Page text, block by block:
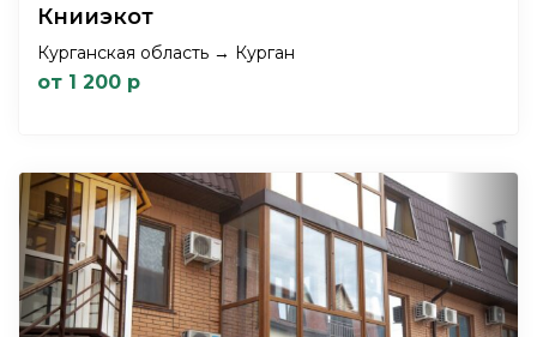
Книиэкот
Курганская область → Курган
от 1 200 р